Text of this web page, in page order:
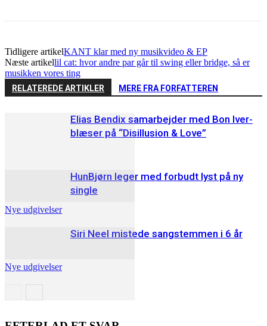
Tidligere artikelKANT klar med ny musikvideo & EP
Næste artikellil cat: hvor andre par går til swing eller bridge, så er
musikken vores ting
RELATEREDE ARTIKLER MERE FRA FORFATTEREN
Nye udgivelser
Elias Bendix samarbejder med Bon Iver-
blæser på “Disillusion & Love”
Nye udgivelser
HunBjørn leger med forbudt lyst på ny
single
Nye udgivelser
Siri Neel mistede sangstemmen i 6 år